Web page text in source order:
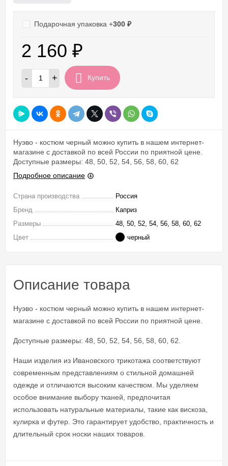
Подарочная упаковка +300 ₽
2 160 ₽
- + Купить
Нуэво - костюм черный можно купить в нашем интернет-
магазине с доставкой по всей России по приятной цене.
Доступные размеры: 48, 50, 52, 54, 56, 58, 60, 62
Подробное описание
Страна производства
Россия
Бренд
Каприз
Размеры
48, 50, 52, 54, 56, 58, 60, 62
Цвет
черный
Описание товара
Нуэво - костюм черный можно купить в нашем интернет-
магазине с доставкой по всей России по приятной цене.
Доступные размеры: 48, 50, 52, 54, 56, 58, 60, 62.
Наши изделия из Ивановского трикотажа соответствуют
современным представлениям о стильной домашней
одежде и отличаются высоким качеством. Мы уделяем
особое внимание выбору тканей, предпочитая
использовать натуральные материалы, такие как вискоза,
кулирка и футер. Это гарантирует удобство, практичность и
длительный срок носки наших товаров.